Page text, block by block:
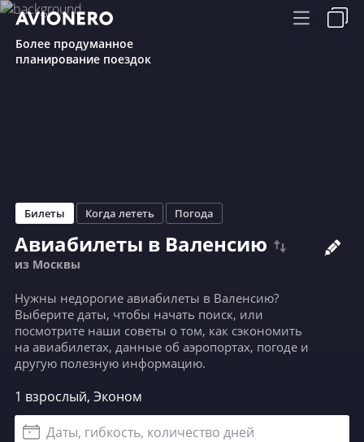
Более продуманное
планирование поездок
Билеты Когда лететь Погода
Авиабилеты в Валенсию
из Москвы
Нужны недорогие авиабилеты в Валенсию?
Выберите даты, чтобы начать поиск, или
посмотрите наши советы о том, как сэкономить
на авиабилетах, данные об аэропортах, погоде и
другую полезную информацию.
1 взрослый, Эконом
Даты, гибкость, количество дней